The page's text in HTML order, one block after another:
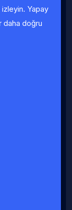
izleyin. Yapay
daha doğru